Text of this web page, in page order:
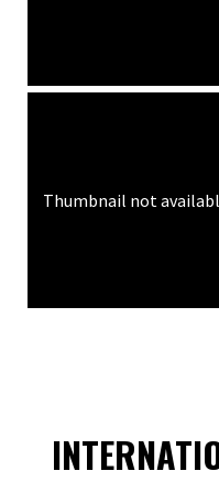
Thumbnail not